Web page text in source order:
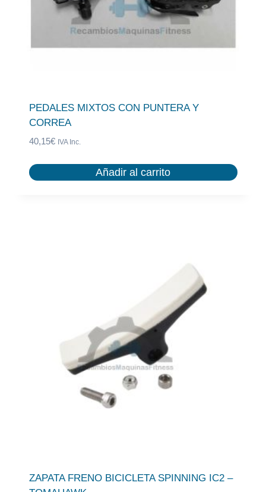
PEDALES MIXTOS CON PUNTERA Y
CORREA
40,15€ IVA Inc.
Añadir al carrito
ZAPATA FRENO BICICLETA SPINNING IC2 –